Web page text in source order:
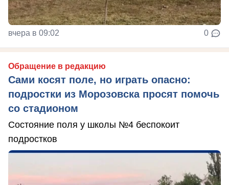
вчера в 09:02 0
Обращение в редакцию
Сами косят поле, но играть опасно:
подростки из Морозовска просят помочь
со стадионом
Состояние поля у школы №4 беспокоит
подростков